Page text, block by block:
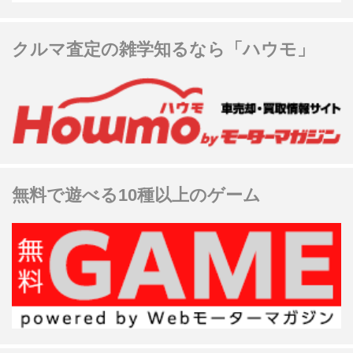
クルマ査定の雑学知るなら「ハウモ」
無料で遊べる10種以上のゲーム